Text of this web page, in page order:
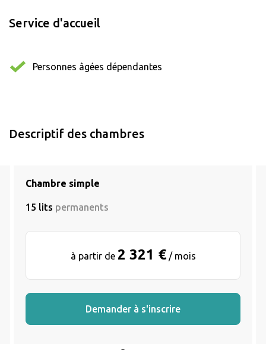
Service d'accueil
Personnes âgées dépendantes
Descriptif des chambres
Chambre simple
15 lits permanents
à partir de 2 321 €/ mois
Demander à s'inscrire